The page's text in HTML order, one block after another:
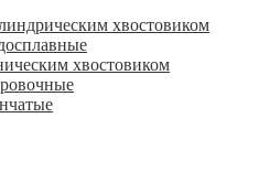
хвостовиком
хвостовиком